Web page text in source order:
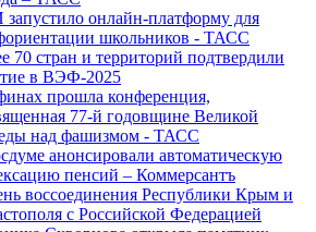
онлайн-платформу для
школьников - ТАСС
70 стран и территорий подтвердили
в ВЭФ-2025
прошла конференция,
77-й годовщине Великой
над фашизмом - ТАСС
анонсировали автоматическую
пенсий – Коммерсантъ
воссоединения Республики Крым и
с Российской Федерацией